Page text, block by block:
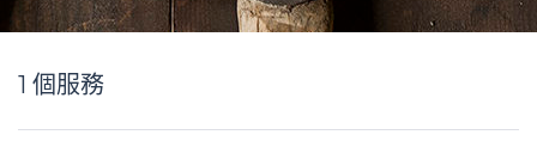
1 個服務